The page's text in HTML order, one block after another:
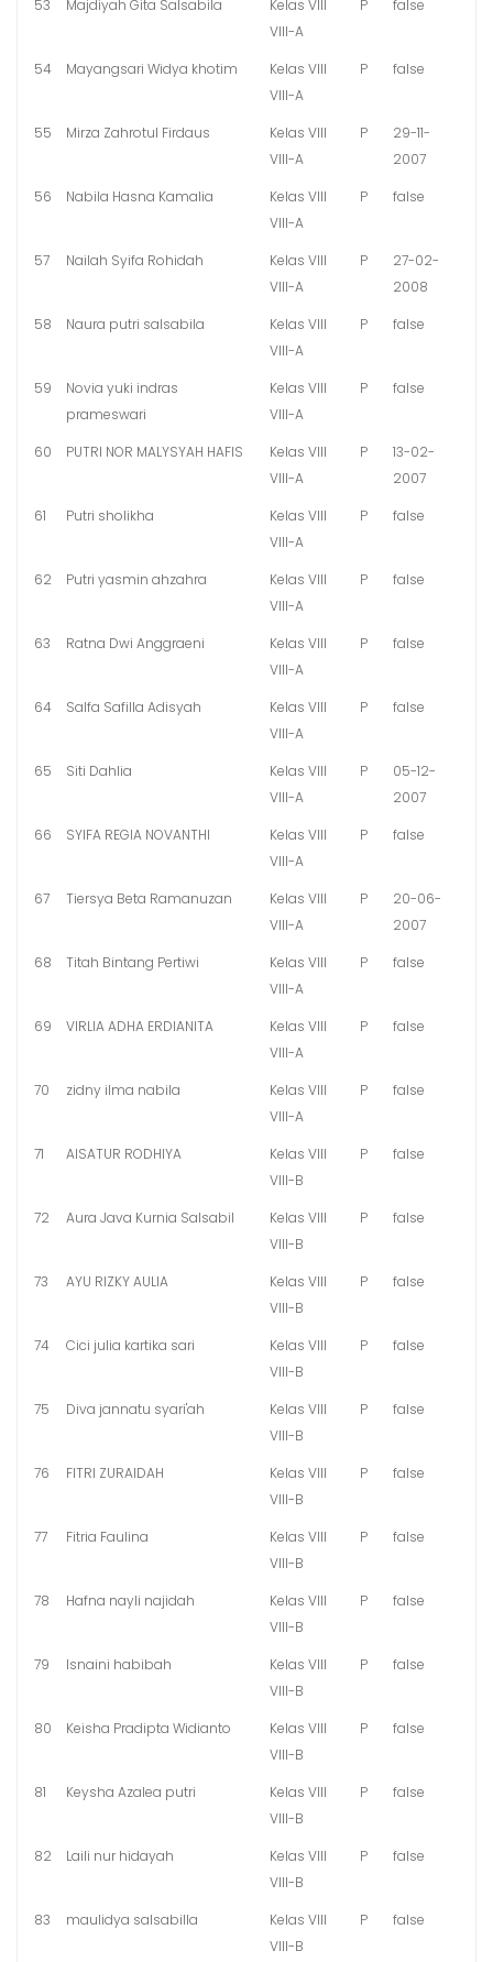
53 Majdiyah Gita Salsabila
Kelas VIII
VIII-A
P false
54 Mayangsari Widya khotim
Kelas VIII
VIII-A
P false
55 Mirza Zahrotul Firdaus
Kelas VIII
VIII-A
P
29-11-
2007
56
Nabila Hasna Kamalia
Kelas VIII
VIII-A
P false
57 Nailah Syifa Rohidah
Kelas VIII
VIII-A
P
27-02-
2008
58
Naura putri salsabila
Kelas VIII
VIII-A
P false
59
Novia yuki indras
prameswari
Kelas VIII
VIII-A
P false
60 PUTRI NOR MALYSYAH HAFIS
Kelas VIII
VIII-A
P
13-02-
2007
61
Putri sholikha
Kelas VIII
VIII-A
P false
62 Putri yasmin ahzahra
Kelas VIII
VIII-A
P false
63 Ratna Dwi Anggraeni
Kelas VIII
VIII-A
P false
64 Salfa Safilla Adisyah
Kelas VIII
VIII-A
P false
65 Siti Dahlia
Kelas VIII
VIII-A
P
05-12-
2007
66
SYIFA REGIA NOVANTHI
Kelas VIII
VIII-A
P false
67 Tiersya Beta Ramanuzan
Kelas VIII
VIII-A
P
20-06-
2007
68
Titah Bintang Pertiwi
Kelas VIII
VIII-A
P false
69 VIRLIA ADHA ERDIANITA
Kelas VIII
VIII-A
P false
70 zidny ilma nabila
Kelas VIII
VIII-A
P false
71 AISATUR RODHIYA
Kelas VIII
VIII-B
P false
72 Aura Java Kurnia Salsabil
Kelas VIII
VIII-B
P false
73 AYU RIZKY AULIA
Kelas VIII
VIII-B
P false
74 Cici julia kartika sari
Kelas VIII
VIII-B
P false
75 Diva jannatu syari'ah
Kelas VIII
VIII-B
P false
76 FITRI ZURAIDAH
Kelas VIII
VIII-B
P false
77 Fitria Faulina
Kelas VIII
VIII-B
P false
78 Hafna nayli najidah
Kelas VIII
VIII-B
P false
79 Isnaini habibah
Kelas VIII
VIII-B
P false
80 Keisha Pradipta Widianto
Kelas VIII
VIII-B
P false
81 Keysha Azalea putri
Kelas VIII
VIII-B
P false
82 Laili nur hidayah
Kelas VIII
VIII-B
P false
83 maulidya salsabilla
Kelas VIII
VIII-B
P false